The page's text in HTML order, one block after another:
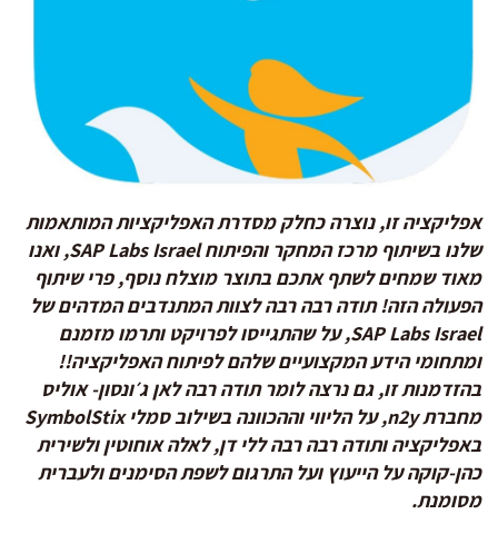
אפליקציה זו, נוצרה כחלק מסדרת האפליקציות המותאמות
שלנו בשיתוףמרכז המחקר והפיתוח SAP Labs Israel
, ואנו
מאוד שמחים לשתף אתכם בתוצר מוצלח נוסף, פרי שיתוף
הפעולה הזה! תודה רבה רבה לצוות המתנדבים המדהים של
SAP Labs Israel, על שהתגייסו לפרויקט ותרמו מזמנם
ומתחומי הידע המקצועיים שלהם לפיתוח האפליקציה!!
בהזדמנות זו, גם נרצה לומר תודה רבה לאן ג׳ונסון- אוליס
מחברת n2y, על הליווי וההכוונה בשילוב סמלי SymbolStix
באפליקציה ותודה רבה רבה ללי דן, לאלה אוחוטין ולשירית
כהן-קוקה על הייעוץ ועל התרגום לשפת הסימנים ולעברית
מסומנת.